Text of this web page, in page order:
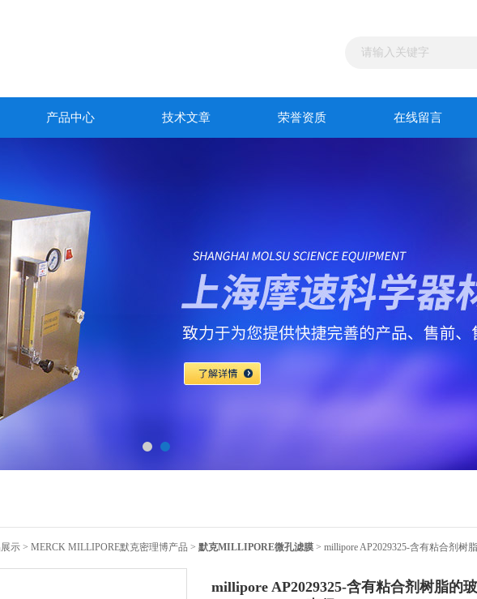
产品中心 技术文章 荣誉资质 在线留言
示 > MERCK MILLIPORE默克密理博产品 > 默克MILLIPORE微孔滤膜 > millipore AP2029325-含有粘合剂树
millipore AP2029325-含有粘合剂树脂的